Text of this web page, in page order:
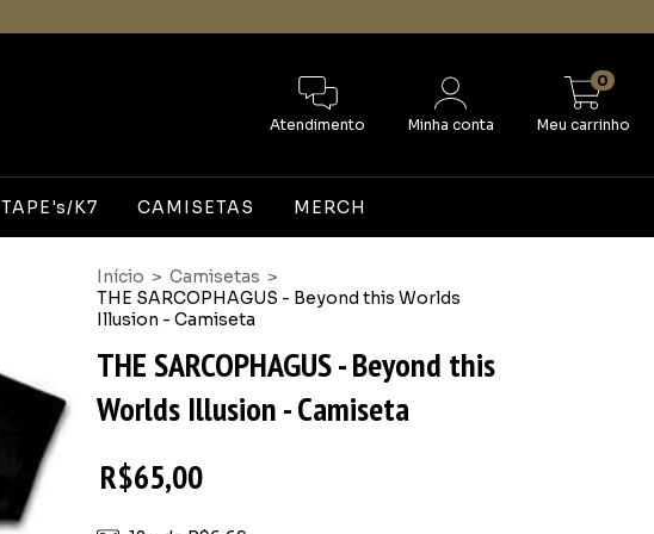
Atendimento Minha conta Meu carrinho
0
TAPE's/K7 CAMISETAS MERCH
Início > Camisetas >
THE SARCOPHAGUS - Beyond this Worlds
Illusion - Camiseta
THE SARCOPHAGUS - Beyond this
Worlds Illusion - Camiseta
R$65,00